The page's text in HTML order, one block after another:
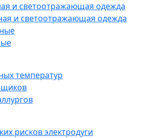
и светоотражающая одежда
и светоотражающая одежда
температур
рисков электродуги